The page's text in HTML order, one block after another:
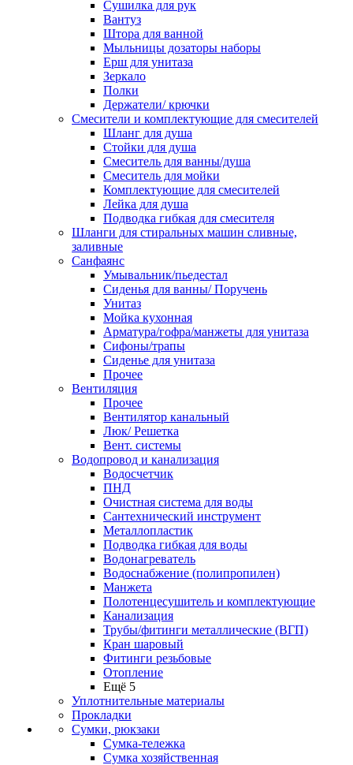
Сушилка для рук
Вантуз
Штора для ванной
Мыльницы дозаторы наборы
Ерш для унитаза
Зеркало
Полки
Держатели/ крючки
Смесители и комплектующие для смесителей
Шланг для душа
Стойки для душа
Смеситель для ванны/душа
Смеситель для мойки
Комплектующие для смесителей
Лейка для душа
Подводка гибкая для смесителя
Шланги для стиральных машин сливные,
заливные
Санфаянс
Умывальник/пьедестал
Сиденья для ванны/ Поручень
Унитаз
Мойка кухонная
Арматура/гофра/манжеты для унитаза
Сифоны/трапы
Сиденье для унитаза
Прочее
Вентиляция
Прочее
Вентилятор канальный
Люк/ Решетка
Вент. системы
Водопровод и канализация
Водосчетчик
ПНД
Очистная система для воды
Сантехнический инструмент
Металлопластик
Подводка гибкая для воды
Водонагреватель
Водоснабжение (полипропилен)
Манжета
Полотенцесушитель и комплектующие
Канализация
Трубы/фитинги металлические (ВГП)
Кран шаровый
Фитинги резьбовые
Отопление
Ещё 5
Уплотнительные материалы
Прокладки
Сумки, рюкзаки
Сумка-тележка
Сумка хозяйственная